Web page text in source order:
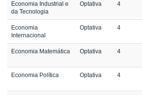
Economia Industrial e
da Tecnologia
Optativa 4
Economia
Internacional
Optativa 4
Economia Matemática Optativa 4
Economia Política Optativa 4